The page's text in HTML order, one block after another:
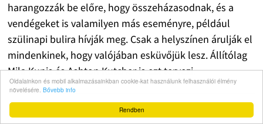
Rendben
Oldalainkon és mobil alkalmazásainkban cookie-kat használunk felhasználói élmény
növelésére. Bővebb info
harangozzák be előre, hogy összeházasodnak, és a
vendégeket is valamilyen más eseményre, például
szülinapi bulira hívják meg. Csak a helyszínen árulják el
mindenkinek, hogy valójában esküvőjük lesz. Állítólag
Mila Kunis és Ashton Kutcher is ezt tervezi.